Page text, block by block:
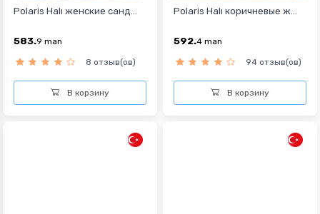
Polaris Halı женские санд...
583.9 man
8 отзыв(ов)
В корзину
Polaris Halı коричневые ж...
592.4 man
94 отзыв(ов)
В корзину